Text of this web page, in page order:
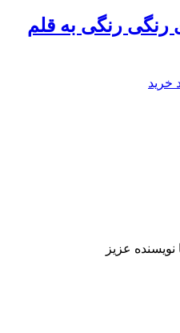
رنگی به قلم
عزیز